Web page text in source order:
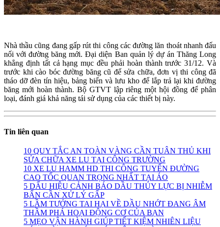
Nhà thầu cũng đang gấp rút thi công các đường lăn thoát nhanh đấu
nối với đường băng mới. Đại diện Ban quản lý dự án Thăng Long
khẳng định tất cả hạng mục đều phải hoàn thành trước 31/12. Và
trước khi cào bóc đường băng cũ để sửa chữa, đơn vị thi công đã
tháo dỡ đèn tín hiệu, bảng biển và lưu kho để lắp trả lại khi đường
băng mới hoàn thành. Bộ GTVT lập riêng một hội đồng để phân
loại, đánh giá khả năng tái sử dụng của các thiết bị này.
Tin liên quan
10 QUY TẮC AN TOÀN VÀNG CẦN TUÂN THỦ KHI
SỬA CHỮA XE LU TẠI CÔNG TRƯỜNG
10 XE LU HAMM HD THI CÔNG TUYẾN ĐƯỜNG
CAO TỐC QUAN TRỌNG NHẤT TẠI ÁO
5 DẤU HIỆU CẢNH BÁO DẦU THỦY LỰC BỊ NHIỄM
BẨN CẦN XỬ LÝ GẤP
5 LẦM TƯỞNG TAI HẠI VỀ DẦU NHỚT ĐANG ÂM
THẦM PHÁ HOẠI ĐỘNG CƠ CỦA BẠN
5 MẸO VẬN HÀNH GIÚP TIẾT KIỆM NHIÊN LIỆU